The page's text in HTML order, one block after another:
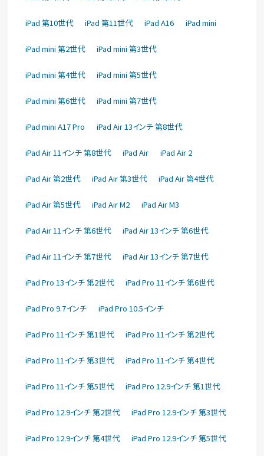
iPad 第10世代 iPad 第11世代 iPad A16 iPad mini
iPad mini 第2世代 iPad mini 第3世代
iPad mini 第4世代 iPad mini 第5世代
iPad mini 第6世代 iPad mini 第7世代
iPad mini A17 Pro iPad Air 13インチ 第8世代
iPad Air 11インチ 第8世代 iPad Air iPad Air 2
iPad Air 第2世代 iPad Air 第3世代 iPad Air 第4世代
iPad Air 第5世代 iPad Air M2 iPad Air M3
iPad Air 11インチ 第6世代 iPad Air 13インチ 第6世代
iPad Air 11インチ 第7世代 iPad Air 13インチ 第7世代
iPad Pro 13インチ 第2世代 iPad Pro 11インチ 第6世代
iPad Pro 9.7インチ iPad Pro 10.5インチ
iPad Pro 11インチ 第1世代 iPad Pro 11インチ 第2世代
iPad Pro 11インチ 第3世代 iPad Pro 11インチ 第4世代
iPad Pro 11インチ 第5世代 iPad Pro 12.9インチ 第1世代
iPad Pro 12.9インチ 第2世代 iPad Pro 12.9インチ 第3世代
iPad Pro 12.9インチ 第4世代 iPad Pro 12.9インチ 第5世代